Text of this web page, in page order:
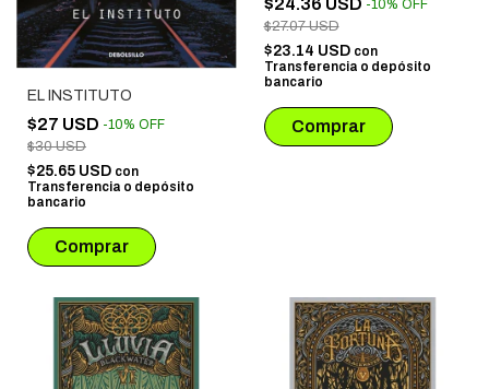
EL INSTITUTO
$27 USD -10% OFF
$30 USD
$25.65 USD con
Transferencia o depósito
bancario
-10% OFF
$27.07 USD
$23.14 USD con
Transferencia o depósito
bancario